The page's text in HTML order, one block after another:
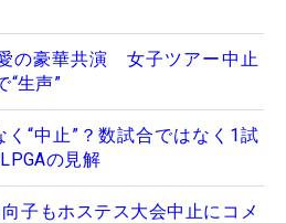
の豪華共演 女子ツアー中止
“生声”
く“中止”？数試合ではなく1試
の見解
子もホステス大会中止にコメ